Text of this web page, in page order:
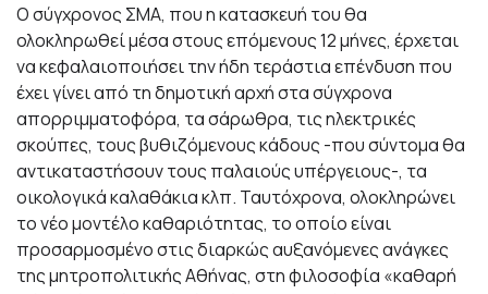
Ο σύγχρονος ΣΜΑ, που η κατασκευή του θα
ολοκληρωθεί μέσα στους επόμενους 12 μήνες, έρχεται
να κεφαλαιοποιήσει την ήδη τεράστια επένδυση που
έχει γίνει από τη δημοτική αρχή στα σύγχρονα
απορριμματοφόρα, τα σάρωθρα, τις ηλεκτρικές
σκούπες, τους βυθιζόμενους κάδους -που σύντομα θα
αντικαταστήσουν τους παλαιούς υπέργειους-, τα
οικολογικά καλαθάκια κλπ. Ταυτόχρονα, ολοκληρώνει
το νέο μοντέλο καθαριότητας, το οποίο είναι
προσαρμοσμένο στις διαρκώς αυξανόμενες ανάγκες
της μητροπολιτικής Αθήνας, στη φιλοσοφία «καθαρή